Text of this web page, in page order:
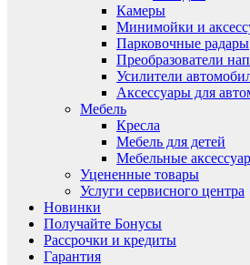
Камеры
Минимойки и
Парковочные радары
Преобразователи
Усилители
Аксессуары для
Мебель
Кресла
Мебель для детей
Мебельные
Уцененные товары
Услуги сервисного центра
Новинки
Получайте Бонусы
Рассрочки и кредиты
Гарантия